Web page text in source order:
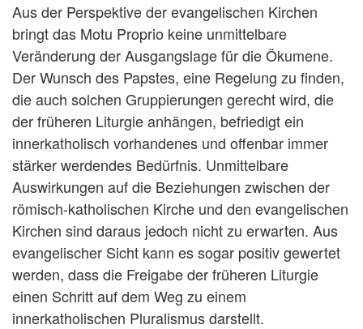
Aus der Perspektive der evangelischen Kirchen
bringt das Motu Proprio keine unmittelbare
Veränderung der Ausgangslage für die Ökumene.
Der Wunsch des Papstes, eine Regelung zu finden,
die auch solchen Gruppierungen gerecht wird, die
der früheren Liturgie anhängen, befriedigt ein
innerkatholisch vorhandenes und offenbar immer
stärker werdendes Bedürfnis. Unmittelbare
Auswirkungen auf die Beziehungen zwischen der
römisch-katholischen Kirche und den evangelischen
Kirchen sind daraus jedoch nicht zu erwarten. Aus
evangelischer Sicht kann es sogar positiv gewertet
werden, dass die Freigabe der früheren Liturgie
einen Schritt auf dem Weg zu einem
innerkatholischen Pluralismus darstellt.